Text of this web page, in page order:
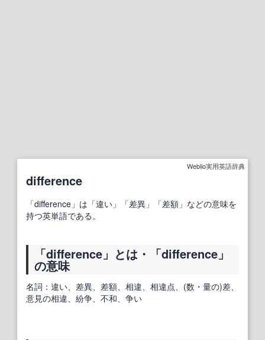
Weblio実用英語辞典
difference
「difference」は「違い」「差異」「差額」などの意味を
持つ英単語である。
「difference」とは・「difference」
の意味
名詞：違い、差異、差額、相違、相違点、(数・量の)差、
意見の相違、紛争、不和、争い